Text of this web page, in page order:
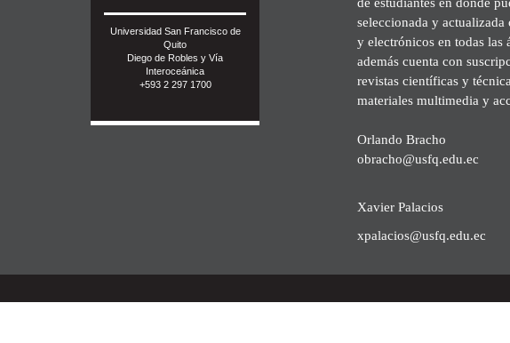
Universidad San Francisco de
Quito
Diego de Robles y Vía
Interoceánica
+593 2 297 1700
seleccionada y
y electrónicos en todas las
además cuenta con
revistas científicas y
materiales multimedia y
Orlando Bracho
obracho@usfq.edu.ec
Xavier Palacios
xpalacios@usfq.edu.ec